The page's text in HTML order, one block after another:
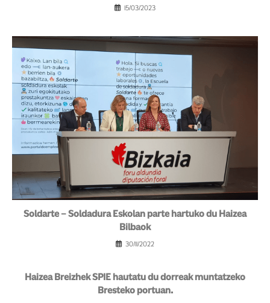
15/03/2023
Soldarte – Soldadura Eskolan parte hartuko du Haizea
Bilbaok
30/11/2022
Haizea Breizhek SPIE hautatu du dorreak muntatzeko
Bresteko portuan.